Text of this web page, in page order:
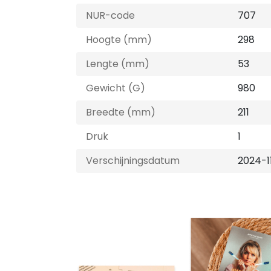
NUR-code
707
Hoogte (mm)
298
Lengte (mm)
53
Gewicht (G)
980
Breedte (mm)
211
Druk
1
Verschijningsdatum
2024-